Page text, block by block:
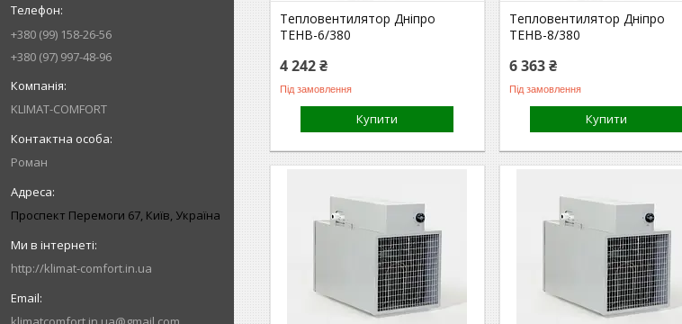
+380 (99) 158-26-56
+380 (97) 997-48-96
KLIMAT-COMFORT
Роман
Проспект Перемоги 67, Київ, Україна
http://klimat-comfort.in.ua
Тепловентилятор Дніпро
ТЕНВ-6/380
4 242 ₴
Під замовлення
Купити
Тепловентилятор Дніпро
ТЕНВ-8/380
6 363 ₴
Під замовлення
Купити